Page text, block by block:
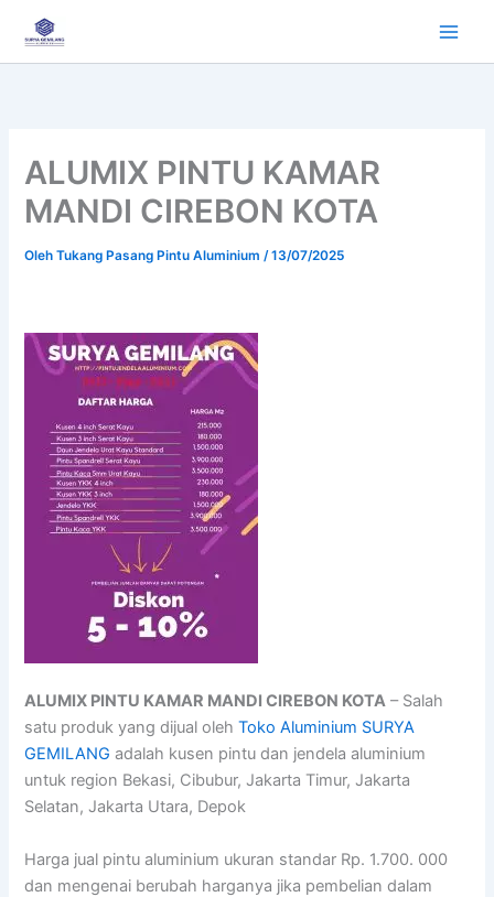
konten
ALUMIX PINTU KAMAR
MANDI CIREBON KOTA
OlehTukang Pasang Pintu Aluminium /13/07/2025
ALUMIX PINTU KAMAR MANDI CIREBON KOTA – Salah
satu produk yang dijual olehToko Aluminium SURYA
GEMILANG adalah kusen pintu dan jendela aluminium
untuk region Bekasi, Cibubur, Jakarta Timur, Jakarta
Selatan, Jakarta Utara, Depok
Harga jual pintu aluminium ukuran standar Rp. 1.700. 000
dan mengenai berubah harganya jika pembelian dalam